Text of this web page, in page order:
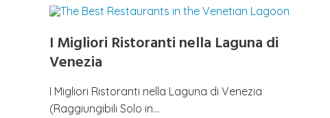
I Migliori Ristoranti nella Laguna di
Venezia
I Migliori Ristoranti nella Laguna di Venezia
(Raggiungibili Solo in…